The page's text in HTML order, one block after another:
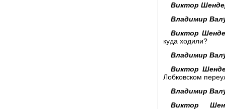
Виктор
Владимир
Виктор
куда ходили?
Владимир
Виктор
Лобковском
Владимир
Виктор